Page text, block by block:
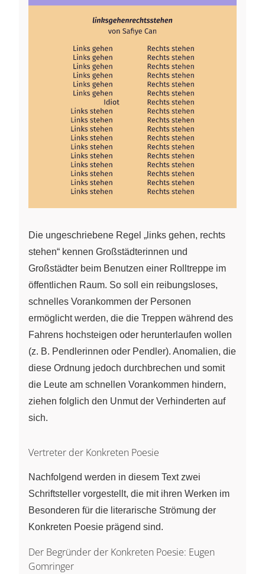
Die ungeschriebene Regel „links gehen, rechts
stehen“ kennen Großstädterinnen und
Großstädter beim Benutzen einer Rolltreppe im
öffentlichen Raum. So soll ein reibungsloses,
schnelles Vorankommen der Personen
ermöglicht werden, die die Treppen während des
Fahrens hochsteigen oder herunterlaufen wollen
(z. B. Pendlerinnen oder Pendler). Anomalien, die
diese Ordnung jedoch durchbrechen und somit
die Leute am schnellen Vorankommen hindern,
ziehen folglich den Unmut der Verhinderten auf
sich.
Vertreter der Konkreten Poesie
Nachfolgend werden in diesem Text zwei
Schriftsteller vorgestellt, die mit ihren Werken im
Besonderen für die literarische Strömung der
Konkreten Poesie prägend sind.
Der Begründer der Konkreten Poesie: Eugen
Gomringer